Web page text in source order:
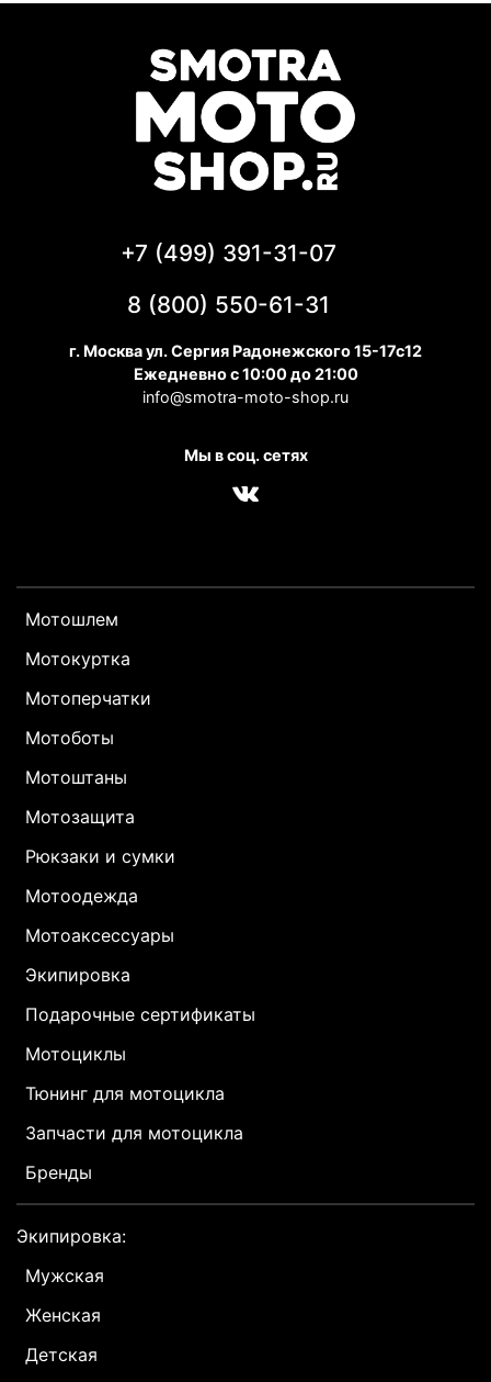
Мотошлем
Мотокуртка
Мотоперчатки
Мотоботы
Мотоштаны
Мотозащита
Рюкзаки и сумки
Мотоодежда
Мотоаксессуары
Экипировка
Подарочные сертификаты
Мотоциклы
Тюнинг для мотоцикла
Запчасти для мотоцикла
Бренды
Экипировка:
Мужская
Женская
Детская
+7 (499) 391-31-07
8 (800) 550-61-31
г. Москва ул. Сергия Радонежского 15-17с12
Ежедневно с 10:00 до 21:00
info@smotra-moto-shop.ru
Мы в соц. сетях